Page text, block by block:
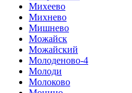
Михеево
Михнево
Мишнево
Можайск
Можайский
Молоденово-4
Молоди
Молоково